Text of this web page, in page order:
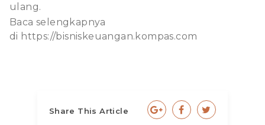
ulang.
Baca selengkapnya
di https://bisniskeuangan.kompas.com
Share This Article